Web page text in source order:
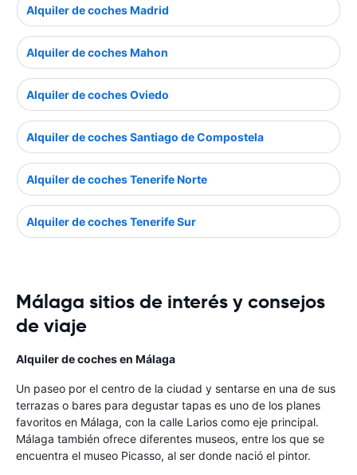
Alquiler de coches Madrid
Alquiler de coches Mahon
Alquiler de coches Oviedo
Alquiler de coches Santiago de Compostela
Alquiler de coches Tenerife Norte
Alquiler de coches Tenerife Sur
Málaga sitios de interés y consejos
de viaje
Alquiler de coches en Málaga
Un paseo por el centro de la ciudad y sentarse en una de sus
terrazas o bares para degustar tapas es uno de los planes
favoritos en Málaga, con la calle Larios como eje principal.
Málaga también ofrece diferentes museos, entre los que se
encuentra el museo Picasso, al ser donde nació el pintor.